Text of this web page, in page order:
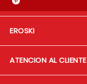
EROSKI
ATENCION AL CLIENTE